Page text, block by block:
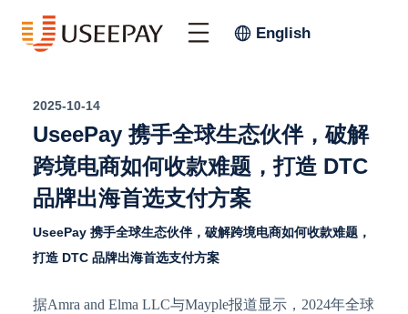
English
2025-10-14
UseePay 携手全球生态伙伴，破解
跨境电商如何收款难题，打造 DTC
品牌出海首选支付方案
UseePay 携手全球生态伙伴，破解跨境电商如何收款难题，
打造 DTC 品牌出海首选支付方案
据Amra and Elma LLC与Mayple报道显示，2024年全球